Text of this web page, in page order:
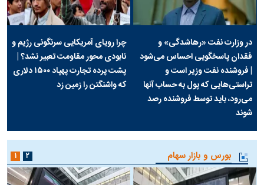
در وزارت نفت «رهاشدگی» و
فقدان پاسخگویی احساس می‌شود
| فروشنده نفت وزیر است و
تراستی‌هایی که پول به حساب آنها
می‌رود، باید توسط فروشنده رصد
شوند
چرا رویای آمریکایی سرنگونی رژیم و
نابودی محور مقاومت تعبیر نشد؟ |
پشت پرده تجارت پهپاد‌ ۱۵۰۰ دلاری
که واشنگتن را زمین زد
بورس و بازار سهام ۱ ۲